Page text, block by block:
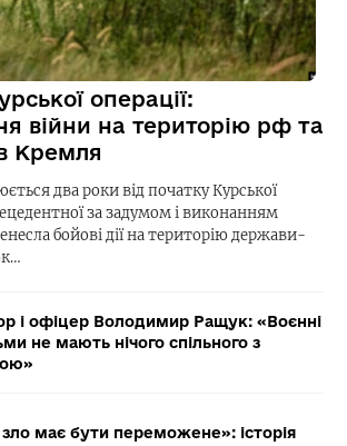
операції:
війни на територію рф та
Кремля
два роки від початку Курської
за задумом і виконанням
бойові дії на територію держави-
і офіцер Володимир Ращук: «Воєнні
не мають нічого спільного з
має бути переможене»: історія